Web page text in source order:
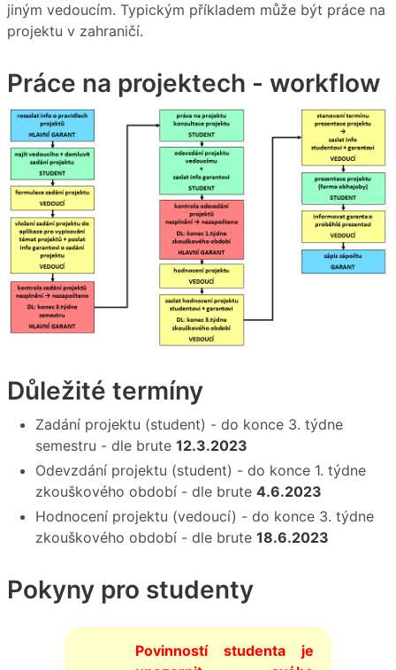
jiným vedoucím. Typickým příkladem může být práce na
projektu v zahraničí.
Práce na projektech - workflow
Důležité termíny
Zadání projektu (student) - do konce 3. týdne
semestru - dle brute 12.3.2023
Odevzdání projektu (student) - do konce 1. týdne
zkouškového období - dle brute 4.6.2023
Hodnocení projektu (vedoucí) - do konce 3. týdne
zkouškového období - dle brute 18.6.2023
Pokyny pro studenty
Povinností studenta je